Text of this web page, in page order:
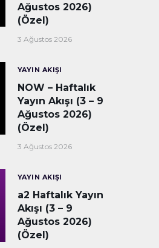
Ağustos 2026)
(Özel)
3 Ağustos 2026
YAYIN AKIŞI
NOW – Haftalık
Yayın Akışı (3 – 9
Ağustos 2026)
(Özel)
3 Ağustos 2026
YAYIN AKIŞI
a2 Haftalık Yayın
Akışı (3 – 9
Ağustos 2026)
(Özel)